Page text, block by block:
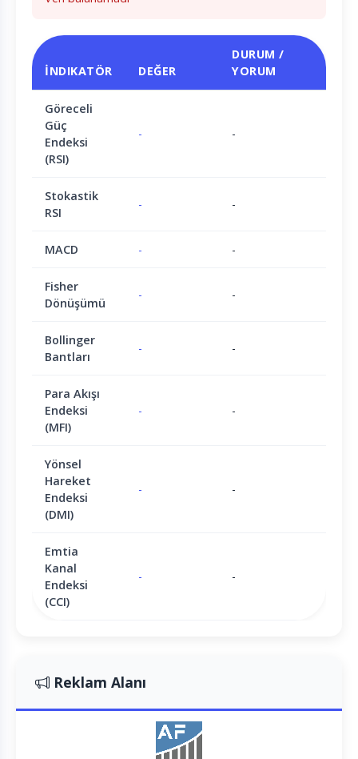
İNDIKATÖR DEĞER
DURUM /
YORUM
Göreceli
Güç
Endeksi
(RSI)
- -
Stokastik
RSI
- -
MACD - -
Fisher
Dönüşümü
- -
Bollinger
Bantları
- -
Para Akışı
Endeksi
(MFI)
- -
Yönsel
Hareket
Endeksi
(DMI)
- -
Emtia
Kanal
Endeksi
(CCI)
- -
Reklam Alanı